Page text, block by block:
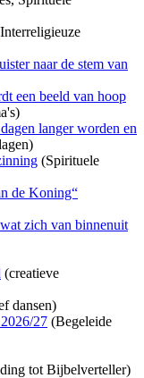
naar de stem van
een beeld van hoop
langer worden en
(Spirituele
de Koning“
zich van binnenuit
(creatieve
dansen)
27 (Begeleide
tot Bijbelverteller)